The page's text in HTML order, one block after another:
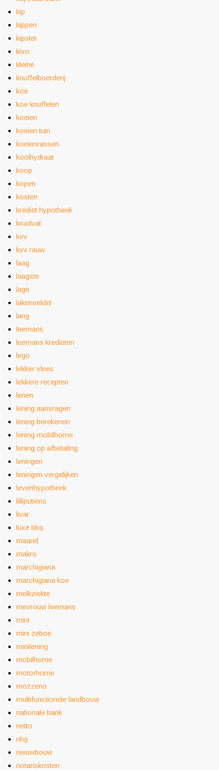
kip
kippen
kipster
kivo
kleine
knuffelboerderij
koe
koe knuffelen
koeien
koeien tuin
koeienrassen
koolhydraat
koop
kopen
kosten
krediet hypotheek
kruidvat
kvv
kvv rauw
laag
laagste
lage
lakenvelder
lang
leemans
leemans kredieten
lego
lekker vlees
lekkere recepten
lenen
lening aanvragen
lening berekenen
lening mobilhome
lening op afbetaling
leningen
leningen vergelijken
levenhypotheek
lilliputiens
livar
luxe bbq
maand
makro
marchigiana
marchigiana koe
melkziekte
mevrouw leemans
mini
mini zeboe
minilening
mobilhome
motorhome
mozzeno
multifunctionele landbouw
nationale bank
netto
nhg
nieuwbouw
notariskosten